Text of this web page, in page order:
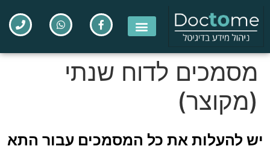
מסמכים לדוח שנתי
(מקוצר)
יש להעלות את כל המסמכים עבור התא